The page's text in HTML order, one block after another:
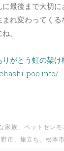
最後まで大切に
れ変わってくる
。
がとう虹の架け
poo.info/
家族 ペットセレモ
市 旅立ち 松本市